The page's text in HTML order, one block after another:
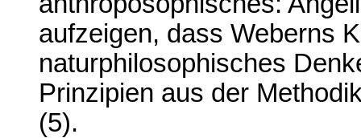
aufzeigen, dass Weberns
naturphilosophisches
Prinzipien aus der
(5).